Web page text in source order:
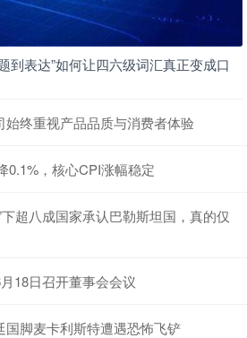
到表达”如何让四六级词汇真正变成口
终重视产品品质与消费者体验
0.1%，核心CPI涨幅稳定
超八成国家承认巴勒斯坦国，真的仅
18日召开董事会会议
脚麦卡利斯特遭遇恐怖飞铲